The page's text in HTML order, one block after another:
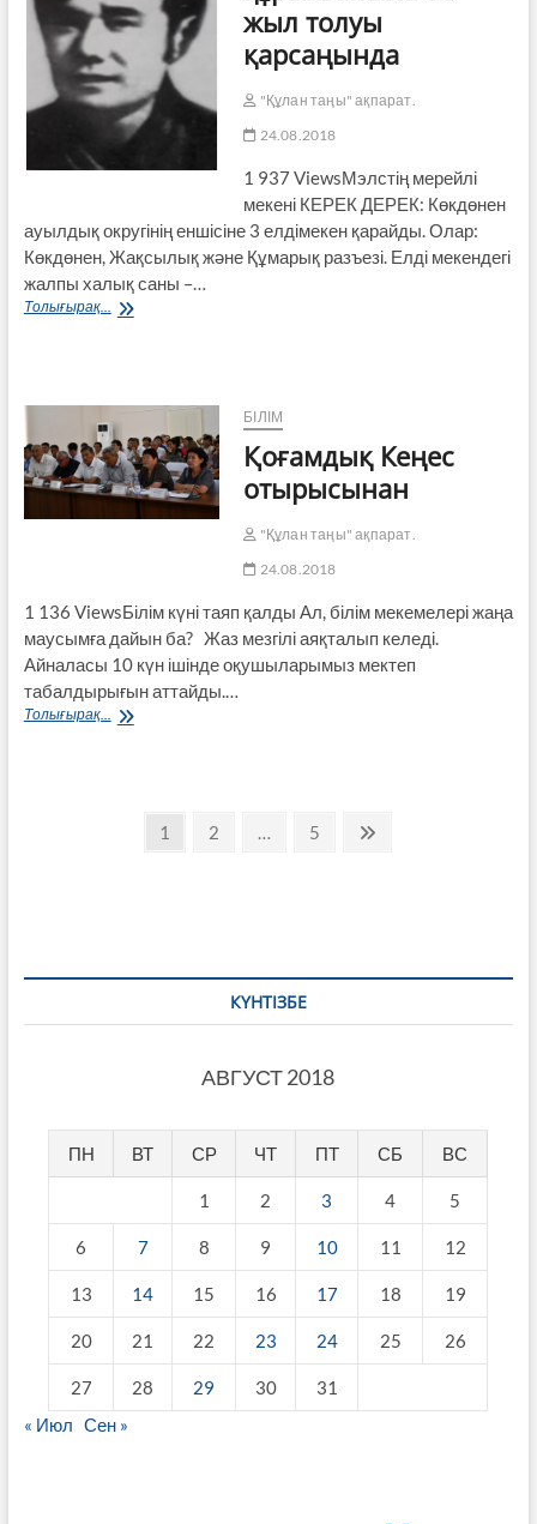
жыл толуы
қарсаңында
"Құлан таңы" ақпарат.
24.08.2018
1 937 ViewsМэлстің мерейлі
мекені КЕРЕК ДЕРЕК: Көкдөнен
ауылдық округінің еншісіне 3 елдімекен қарайды. Олар:
Көкдөнен, Жақсылық және Құмарық разъезі. Елді мекендегі
жалпы халық саны –…
Толығырақ...
Ауданның
қарсаңында
БІЛІМ
Қоғамдық Кеңес
отырысынан
"Құлан таңы" ақпарат.
24.08.2018
1 136 ViewsБілім күні таяп қалды Ал, білім мекемелері жаңа
маусымға дайын ба? Жаз мезгілі аяқталып келеді.
Айналасы 10 күн ішінде оқушыларымыз мектеп
табалдырығын аттайды.…
Толығырақ...
Қоғамдық
ПагинацияPage
1 Page
2 Page
5
КҮНТІЗБЕ
АВГУСТ 2018
ПН ВТ СР ЧТ ПТ СБ ВС
1 2 3 4 5
6 7 8 9 10 11 12
13 14 15 16 17 18 19
20 21 22 23 24 25 26
27 28 29 30
31
« Июл Сен »